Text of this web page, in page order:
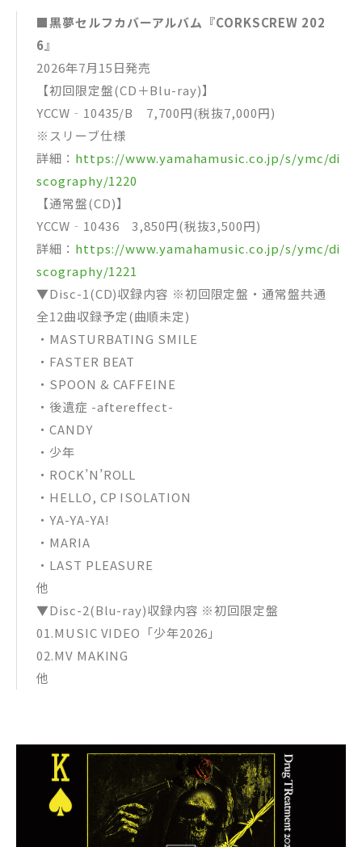
■黒夢セルフカバーアルバム『CORKSCREW 202
6』
2026年7月15日発売
【初回限定盤(CD＋Blu-ray)】
YCCW‐10435/B 7,700円(税抜7,000円)
※スリーブ仕様
詳細： https://www.yamahamusic.co.jp/s/ymc/di
scography/1220
【通常盤(CD)】
YCCW‐10436 3,850円(税抜3,500円)
詳細： https://www.yamahamusic.co.jp/s/ymc/di
scography/1221
▼Disc-1(CD)収録内容 ※初回限定盤・通常盤共通
全12曲収録予定(曲順未定)
・MASTURBATING SMILE
・FASTER BEAT
・SPOON & CAFFEINE
・後遺症 -aftereffect-
・CANDY
・少年
・ROCK’N’ROLL
・HELLO, CP ISOLATION
・YA-YA-YA!
・MARIA
・LAST PLEASURE
他
▼Disc-2(Blu-ray)収録内容 ※初回限定盤
01.MUSIC VIDEO「少年2026」
02.MV MAKING
他